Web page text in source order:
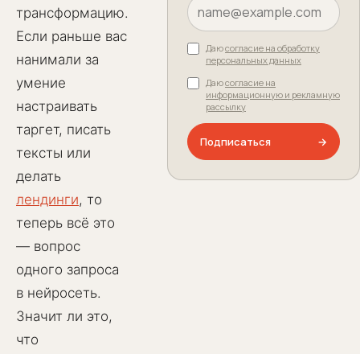
трансформацию.
Если раньше вас
нанимали за
умение
настраивать
таргет, писать
тексты или
делать
лендинги, то
теперь всё это
— вопрос
одного запроса
в нейросеть.
Значит ли это,
что
Даюсогласие на обработку
персональных данных
Даюсогласие на
информационную и рекламную
рассылку
Подписаться →